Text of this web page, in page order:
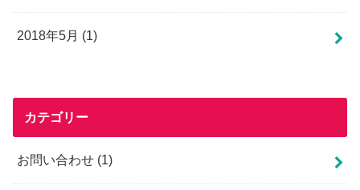
2018年5月 (1)
カテゴリー
お問い合わせ (1)